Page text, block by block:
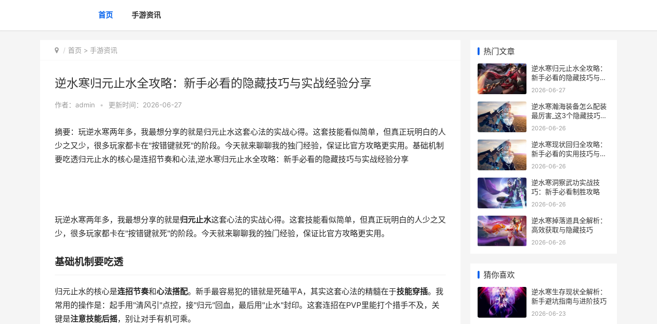
首页 手游资讯
首页 > 手游资讯
逆水寒归元止水全攻略：新手必看的隐藏技巧与实战经验分享
作者： admin • 更新时间：2026-06-27
摘要：玩逆水寒两年多，我最想分享的就是归元止水这套心法的实战心得。这套技能看似简单，但真正玩明白的人
少之又少，很多玩家都卡在"按错键就死"的阶段。今天就来聊聊我的独门经验，保证比官方攻略更实用。基础机制
要吃透归元止水的核心是连招节奏和心法,逆水寒归元止水全攻略：新手必看的隐藏技巧与实战经验分享
玩逆水寒两年多，我最想分享的就是归元止水这套心法的实战心得。这套技能看似简单，但真正玩明白的人少之又
少，很多玩家都卡在"按错键就死"的阶段。今天就来聊聊我的独门经验，保证比官方攻略更实用。
基础机制要吃透
归元止水的核心是连招节奏和心法搭配。新手最容易犯的错就是死磕平A，其实这套心法的精髓在于技能穿插。我
常用的操作是：起手用"清风引"点控，接"归元"回血，最后用"止水"封印。这套连招在PVP里能打个措手不及，关
键是注意技能后摇，别让对手有机可乘。
热门文章
逆水寒归元止水全攻略：
新手必看的隐藏技巧与实
战经验分享
2026-06-27
逆水寒瀚海装备怎么配装
最厉害_这3个隐藏技巧让
我战力翻倍_
2026-06-26
逆水寒现状回归全攻略：
新手必看的实用技巧与隐
藏玩法
2026-06-26
逆水寒洞察武功实战技
巧：新手必看制胜攻略
2026-06-26
逆水寒掉落道具全解析：
高效获取与隐藏技巧
2026-06-26
猜你喜欢
逆水寒生存现状全解析：
新手避坑指南与进阶技巧
2026-06-23